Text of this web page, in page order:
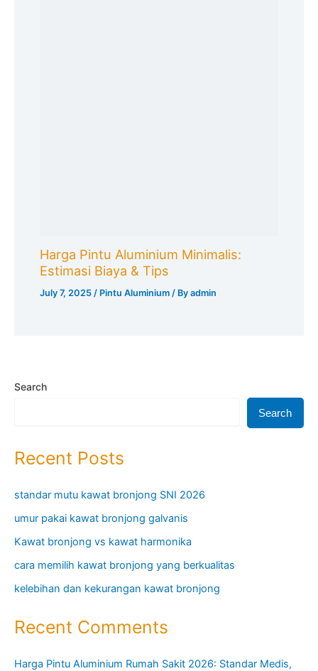
Harga Pintu Aluminium Minimalis:
Estimasi Biaya & Tips
July 7, 2025/ Pintu Aluminium / Byadmin
Search
Search
Recent Posts
standar mutu kawat bronjong SNI 2026
umur pakai kawat bronjong galvanis
Kawat bronjong vs kawat harmonika
cara memilih kawat bronjong yang berkualitas
kelebihan dan kekurangan kawat bronjong
Recent Comments
Harga Pintu Aluminium Rumah Sakit 2026: Standar Medis,